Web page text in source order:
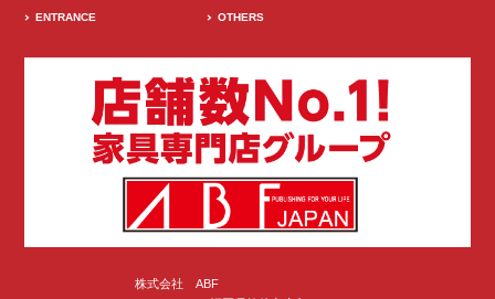
ENTRANCE OTHERS
株式会社 ABF